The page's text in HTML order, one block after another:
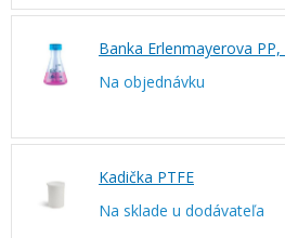
Banka Erlenmayerova
Na objednávku
Kadička PTFE
Na sklade u dodávateľa